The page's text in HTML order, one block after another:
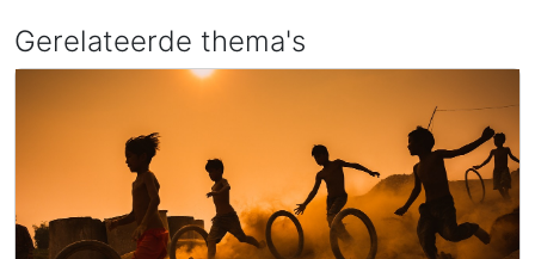
Gerelateerde thema's